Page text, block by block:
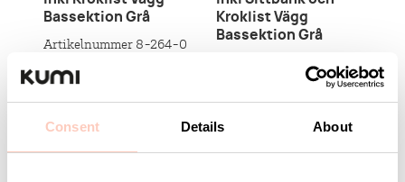
Consent Details About
Bassektion Grå
Artikelnummer 8-264-0
och lagerstatus
Kroklist Vägg
Bassektion Grå
Artikelnummer 8-266-0